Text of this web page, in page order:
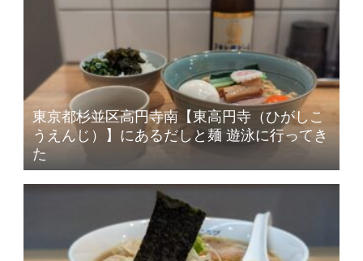
東京都杉並区高円寺南【東高円寺（ひがしこ
うえんじ）】にあるだしと麺 遊泳に行ってき
た